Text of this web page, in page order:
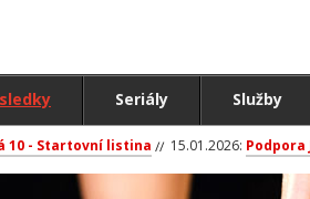
Seriály Služby
10 - Startovní listina 15.01.2026: